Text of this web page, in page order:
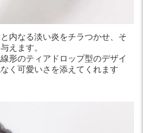
内なる淡い炎をチラつかせ、そ
えます。
形のティアドロップ型のデザイ
く可愛いさを添えてくれます